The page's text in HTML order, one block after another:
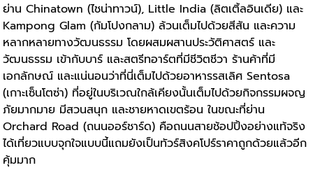
ย่าน Chinatown (ไชน่าทาวน์), Little India (ลิตเติ้ลอินเดีย) และ
Kampong Glam (กัมโปงกลาม) ล้วนเต็มไปด้วยสีสัน และความ
หลากหลายทางวัฒนธรรม โดยผสมผสานประวัติศาสตร์ และ
วัฒนธรรม เข้ากับบาร์ และสตรีทอาร์ตที่มีชีวิตชีวา ร้านค้าที่มี
เอกลักษณ์ และแน่นอนว่าที่นี่เต็มไปด้วยอาหารรสเลิศ Sentosa
(เกาะเซ็นโตซ่า) ที่อยู่ในบริเวณใกล้เคียงนั้นเต็มไปด้วยกิจกรรมผจญ
ภัยมากมาย มีสวนสนุก และชายหาดเขตร้อน ในขณะที่ย่าน
Orchard Road (ถนนออร์ชาร์ด) คือถนนสายช้อปปิ้งอย่างแท้จริง
ได้เที่ยวแบบจุกใจแบบนี้แถมยังเป็นทัวร์สิงคโปร์ราคาถูกด้วยแล้วอีก
คุ้มมาก